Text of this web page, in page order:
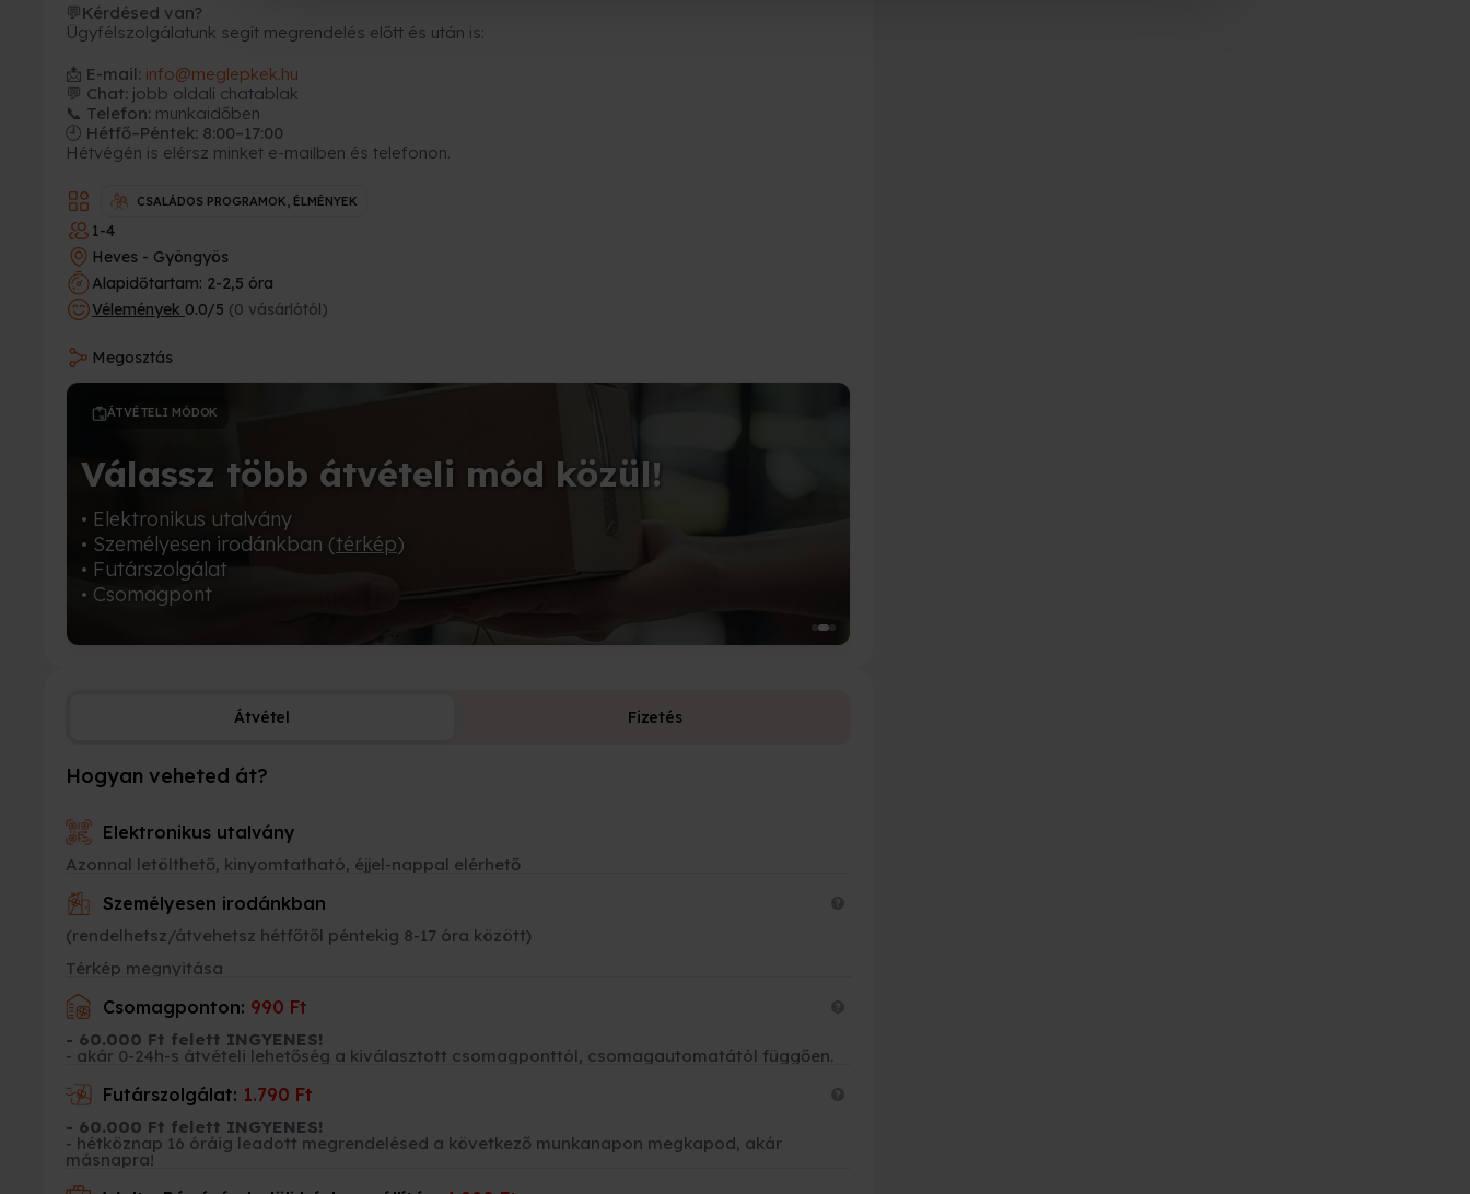
💬Kérdésed van?
Ügyfélszolgálatunk segít megrendelés előtt és után is:
📩 E-mail: info@meglepkek.hu
💬 Chat: jobb oldali chatablak
📞 Telefon: munkaidőben
🕘 Hétfő–Péntek: 8:00–17:00
Hétvégén is elérsz minket e-mailben és telefonon.
CSALÁDOS PROGRAMOK, ÉLMÉNYEK
1-4
Heves - Gyöngyös
Alapidőtartam: 2-2,5 óra
Vélemények 0.0/5 (0 vásárlótól)
Megosztás
ÁTVÉTELI MÓDOK
Válassz több átvételi mód közül!
• Elektronikus utalvány
• Személyesen irodánkban (térkép)
• Futárszolgálat
• Csomagpont
Átvétel Fizetés
Hogyan veheted át?
Elektronikus utalvány
Azonnal letölthető, kinyomtatható, éjjel-nappal elérhető
Személyesen irodánkban
(rendelhetsz/átvehetsz hétfőtől péntekig 8-17 óra között)
Térkép megnyitása
Csomagponton: 990 Ft
- 60.000 Ft felett INGYENES!
- akár 0-24h-s átvételi lehetőség a kiválasztott csomagponttól, csomagautomatától függően.
Futárszolgálat: 1.790 Ft
- 60.000 Ft felett INGYENES!
- hétköznap 16 óráig leadott megrendelésed a következő munkanapon megkapod, akár
másnapra!